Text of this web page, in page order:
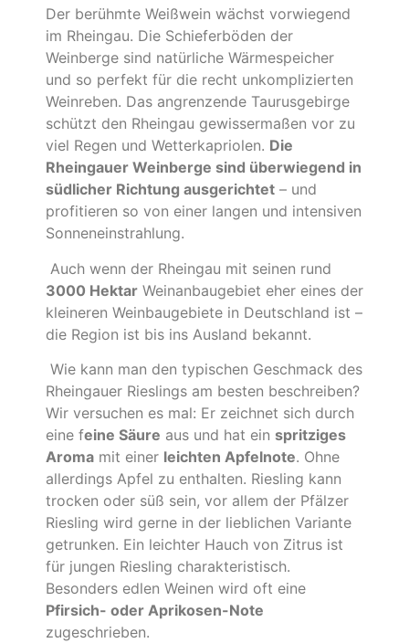
Der berühmte Weißwein wächst vorwiegend
im Rheingau. Die Schieferböden der
Weinberge sind natürliche Wärmespeicher
und so perfekt für die recht unkomplizierten
Weinreben. Das angrenzende Taurusgebirge
schützt den Rheingau gewissermaßen vor zu
viel Regen und Wetterkapriolen. Die
Rheingauer Weinberge sind überwiegend in
südlicher Richtung ausgerichtet – und
profitieren so von einer langen und intensiven
Sonneneinstrahlung.
Auch wenn der Rheingau mit seinen rund
3000 Hektar Weinanbaugebiet eher eines der
kleineren Weinbaugebiete in Deutschland ist –
die Region ist bis ins Ausland bekannt.
Wie kann man den typischen Geschmack des
Rheingauer Rieslings am besten beschreiben?
Wir versuchen es mal: Er zeichnet sich durch
eine feine Säure aus und hat ein spritziges
Aroma mit einer leichten Apfelnote. Ohne
allerdings Apfel zu enthalten. Riesling kann
trocken oder süß sein, vor allem der Pfälzer
Riesling wird gerne in der lieblichen Variante
getrunken. Ein leichter Hauch von Zitrus ist
für jungen Riesling charakteristisch.
Besonders edlen Weinen wird oft eine
Pfirsich- oder Aprikosen-Note
zugeschrieben.